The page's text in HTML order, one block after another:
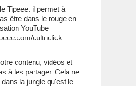
Tipeee, il permet à
être dans le rouge en
YouTube
cultnclick
contenu, vidéos et
à les partager. Cela ne
la jungle qu'est le